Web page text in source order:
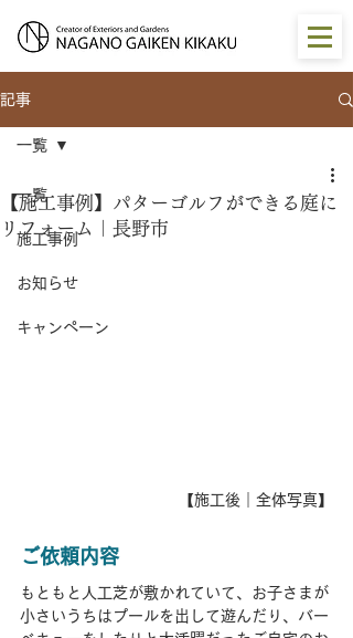
記事
一覧
施工事例
お知らせ
キャンペーン
一覧
【施工事例】パターゴルフができる庭に
リフォーム｜長野市
【施工後｜全体写真】
ご依頼内容
もともと人工芝が敷かれていて、お子さまが
小さいうちはプールを出して遊んだり、バー